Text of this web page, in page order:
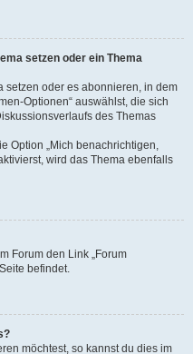
setzen oder ein Thema
setzen oder es abonnieren, in dem
Optionen“ auswählst, die sich
des Themas
Option „Mich benachrichtigen,
wird das Thema ebenfalls
Forum den Link „Forum
befindet.
möchtest, so kannst du dies im